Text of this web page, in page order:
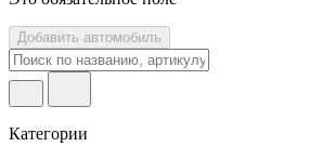
Добавить автомобиль
Категории